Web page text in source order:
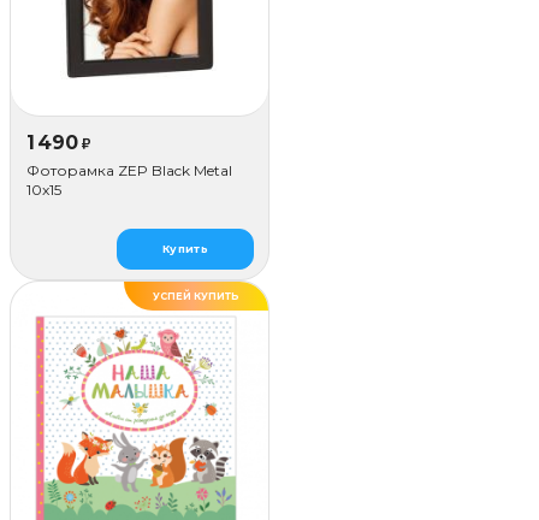
1 490 ₽
Фоторамка ZEP Black Metal
10x15
Купить
УСПЕЙ КУПИТЬ